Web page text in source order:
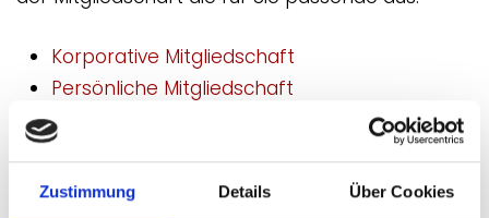
Zustimmung Details Über Cookies
Korporative Mitgliedschaft
Persönliche Mitgliedschaft
Mitglied als Kommune / Verband / Stiftung